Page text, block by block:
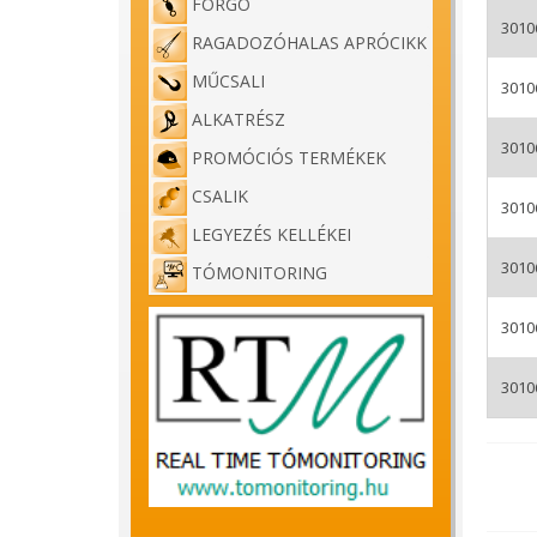
RAGADOZÓHALAS APRÓCIKK
MŰCSALI
ALKATRÉSZ
PROMÓCIÓS TERMÉKEK
CSALIK
LEGYEZÉS KELLÉKEI
TÓMONITORING
A
A
Ez a
A
Szín